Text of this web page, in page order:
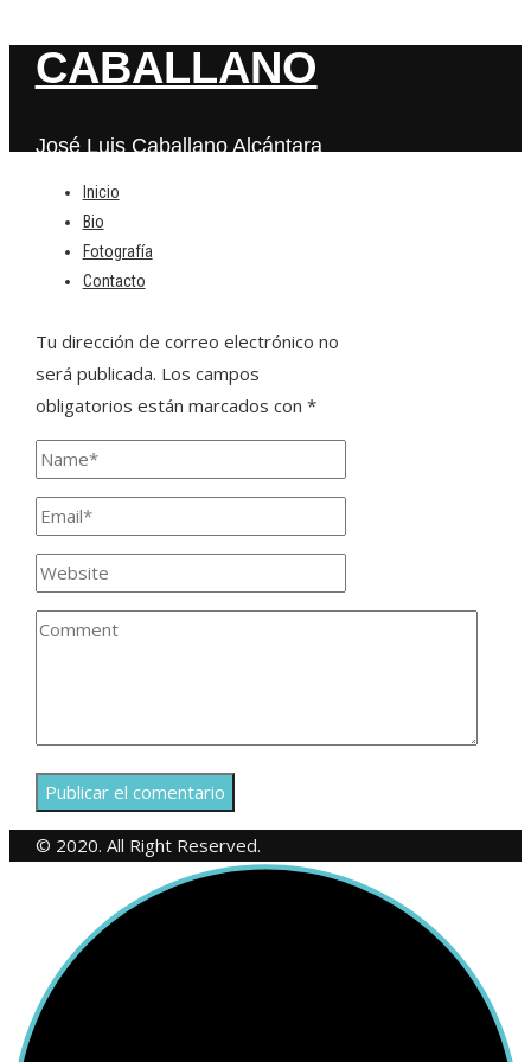
CABALLANO
José Luis Caballano Alcántara
Inicio
Bio
Fotografía
Contacto
Deja una respuesta
Tu dirección de correo electrónico no
será publicada. Los campos
obligatorios están marcados con *
© 2020. All Right Reserved.